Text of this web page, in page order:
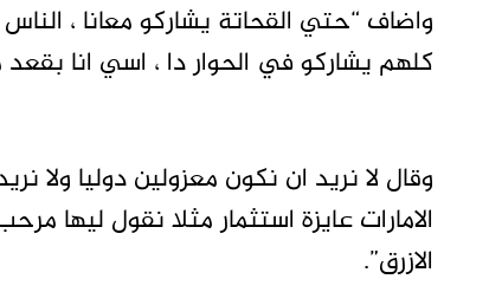
واضاف “حتي القحاتة يشاركو معانا ،
كلهم يشاركو في الحوار دا ، اسي انا
وقال لا نريد ان نكون معزولين دوليا
الامارات عايزة استثمار مثلا نقول ليها
الازرق”.